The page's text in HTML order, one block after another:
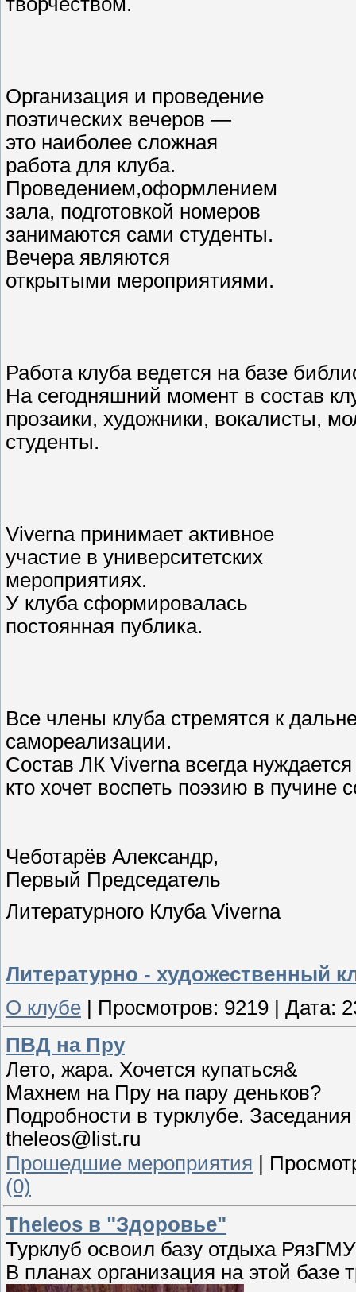
Организация и проведение
поэтических вечеров —
это наиболее сложная
работа для клуба.
Проведением,оформлением
зала, подготовкой номеров
занимаются сами студенты.
Вечера являются
открытыми мероприятиями.
Работа клуба ведется на базе
На сегодняшний момент в состав
прозаики, художники, вокалисты,
студенты.
Viverna принимает активное
участие в университетских
мероприятиях.
У клуба сформировалась
постоянная публика.
Все члены клуба стремятся к
самореализации.
Состав ЛК Viverna всегда
кто хочет воспеть поэзию в пучине
Чеботарёв Александр,
Первый Председатель
Литературного Клуба Viverna
Литературно - художественный
О клубе | Просмотров: 9219 | Дата:
ПВД на Пру
Лето, жара. Хочется купаться&
Махнем на Пру на пару деньков?
Подробности в турклубе.
theleos@list.ru
Прошедшие мероприятия
(0)
Theleos в "Здоровье"
Турклуб освоил базу отдыха
В планах организация на этой базе